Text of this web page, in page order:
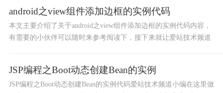
android之view组件添加边框的实例代码
本文主要介绍了关于android之view组件添加边框的实例代码内容，
有需要的小伙伴可以随时来参考阅读下，接下来就让爱站技术频道
JSP编程之Boot动态创建Bean的实例
JSP编程之Boot动态创建Bean的实例代码爱站技术频道小编在这里做